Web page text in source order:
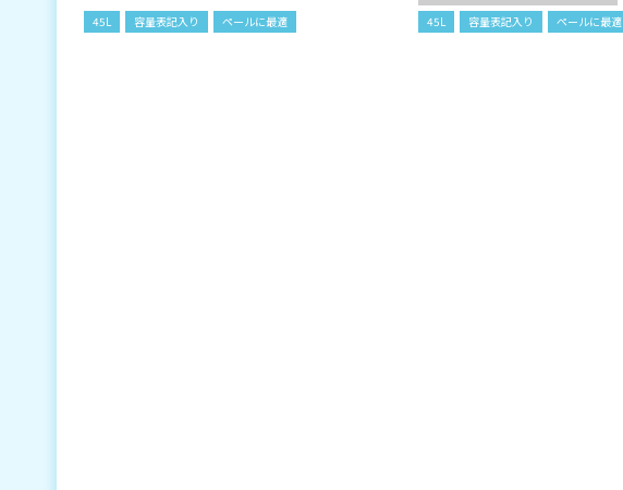
45L 容量表記入り ペールに最適 45L 容量表記入り ペールに最適